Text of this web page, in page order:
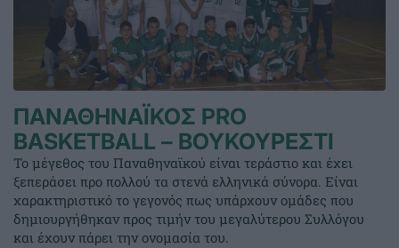
ΠΑΝΑΘΗΝΑΪΚΟΣ PRO
BASKETBALL – ΒΟΥΚΟΥΡΕΣΤΙ
Το μέγεθος του Παναθηναϊκού είναι τεράστιο και έχει
ξεπεράσει προ πολλού τα στενά ελληνικά σύνορα. Είναι
χαρακτηριστικό το γεγονός πως υπάρχουν ομάδες που
δημιουργήθηκαν προς τιμήν του μεγαλύτερου Συλλόγου
και έχουν πάρει την ονομασία του.